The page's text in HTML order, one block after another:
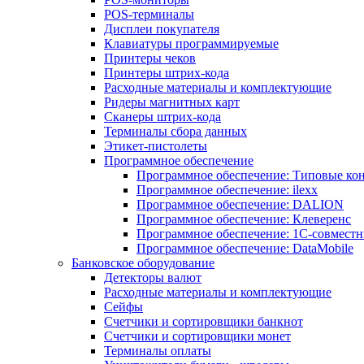
POS-терминалы
Дисплеи покупателя
Клавиатуры программируемые
Принтеры чеков
Принтеры штрих-кода
Расходные материалы и комплектующие
Ридеры магнитных карт
Сканеры штрих-кода
Терминалы сбора данных
Этикет-пистолеты
Программное обеспечение
Программное обеспечение: Типовые
Программное обеспечение: ilexx
Программное обеспечение: DALION
Программное обеспечение: Клеверенс
Программное обеспечение: 1С-
Программное обеспечение: DataMobile
Банковское оборудование
Детекторы валют
Расходные материалы и комплектующие
Сейфы
Счетчики и сортировщики банкнот
Счетчики и сортировщики монет
Терминалы оплаты